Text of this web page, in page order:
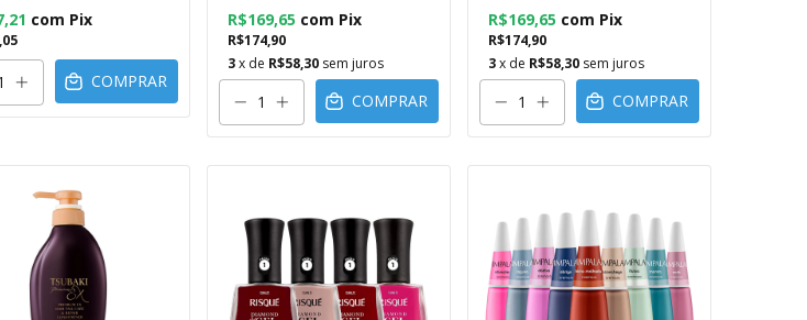
com Pix
COMPRAR
R$174,90
R$169,65 com Pix
3x de R$58,30 sem juros
COMPRAR
R$174,90
R$169,65 com Pix
3x de R$58,30 sem juros
COMPRAR